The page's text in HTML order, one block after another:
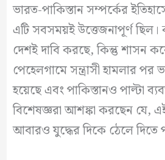
ভারত-পাকিস্তান সম্পর্কের
এটি সবসময়ই উত্তেজনাপূর্ণ ছিল।
দেশই দাবি করছে, কিন্তু শাসন
পেহেলগামে সন্ত্রাসী হামলার পর
হয়েছে এবং পাকিস্তানও পাল্টা
বিশেষজ্ঞরা আশঙ্কা করছেন যে,
আবারও যুদ্ধের দিকে ঠেলে দিতে